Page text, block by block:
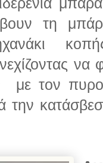
τη
να
με τον
την